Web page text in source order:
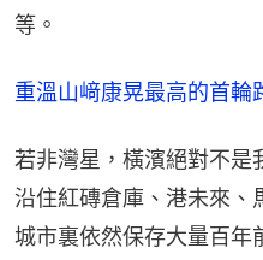
等。
重溫山﨑康晃最高的首輪
若非灣星，橫濱絕對不是
沿住紅磚倉庫、港未來、
城市裏依然保存大量百年